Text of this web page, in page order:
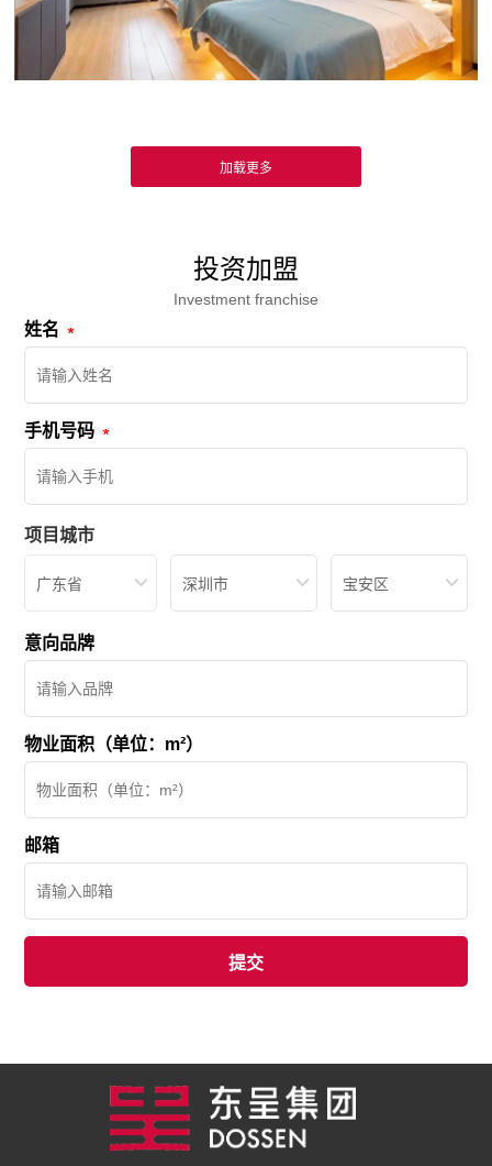
投资加盟
Investment franchise
姓名
手机号码
项目城市
广东省 深圳市 宝安区
意向品牌
物业面积（单位：m²）
邮箱